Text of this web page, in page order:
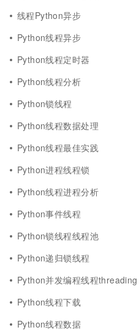
线程Python异步
Python线程异步
Python线程定时器
Python线程分析
Python锁线程
Python线程数据处理
Python线程最佳实践
Python进程线程锁
Python线程进程分析
Python事件线程
Python锁线程线程池
Python递归锁线程
Python并发编程线程threading
Python线程下载
Python线程数据